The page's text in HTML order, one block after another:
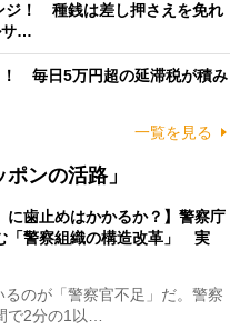
ジ！ 種銭は差し押さえを免れ
サ…
！ 毎日5万円超の延滞税が積み
一覧を見る
ンの活路」
に歯止めはかかるか？】警察庁
「警察組織の構造改革」 実
のが「警察官不足」だ。警察
で2分の1以…